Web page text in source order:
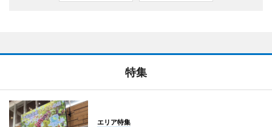
特集
エリア特集